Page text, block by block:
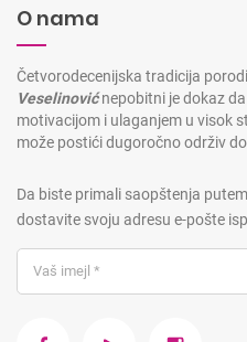
O nama
Četvorodecenijska tradicija
Veselinovićnepobitni je dokaz
motivacijom i ulaganjem u visok
može postići dugoročno održiv
Da biste primali saopštenja
dostavite svoju adresu e-pošte